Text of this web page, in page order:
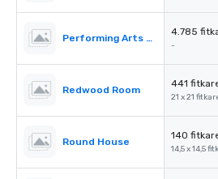
Performing Arts Center (PAC)
4.785
-
Redwood Room
441
21 x 21
Round House
140
14,5 x 14,5